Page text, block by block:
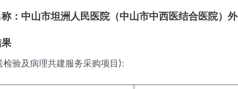
：中山市坦洲人民医院（中山市中西医结合医院）
检验及病理共建服务采购项目):